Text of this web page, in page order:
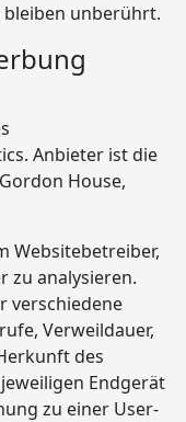
unberührt.
Anbieter ist die
House,
Websitebetreiber,
zu analysieren.
verschiedene
Verweildauer,
des
Endgerät
zu einer User-